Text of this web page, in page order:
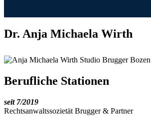
Dr. Anja Michaela Wirth
Berufliche Stationen
seit 7/2019
Rechtsanwaltssozietät Brugger & Partner